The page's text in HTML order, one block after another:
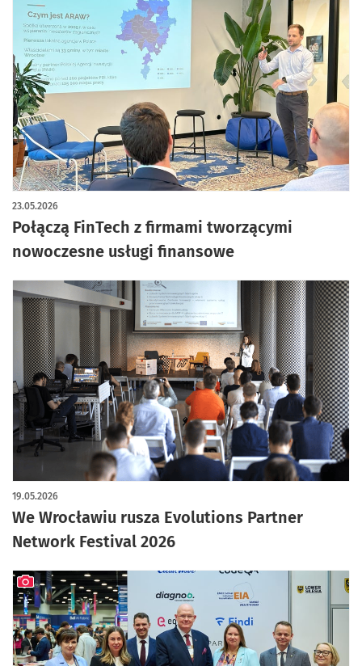
Połączą FinTech z firmami tworzącymi
nowoczesne usługi finansowe
23.05.2026
We Wrocławiu rusza Evolutions Partner
Network Festival 2026
19.05.2026